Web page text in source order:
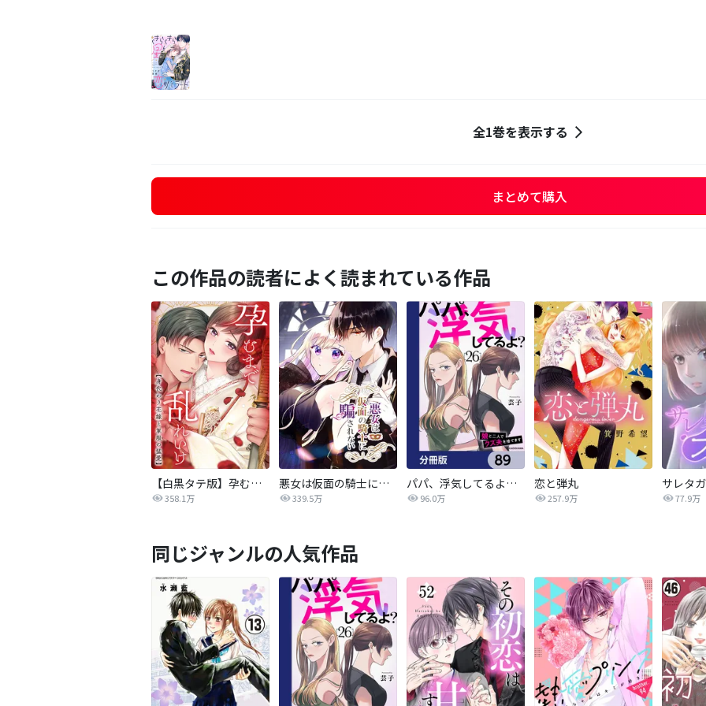
全1巻を表示する
まとめて購入
この作品の読者によく読まれている作品
【白黒タテ版】孕むまで乱れいけ～身代わり花嫁と軍服の猛愛
358.1万
悪女は仮面の騎士に騙されない
339.5万
パパ、浮気してるよ？娘と二人でクズ夫を捨てます【分冊版】
96.0万
恋と弾丸
257.9万 77.9万
同じジャンルの人気作品